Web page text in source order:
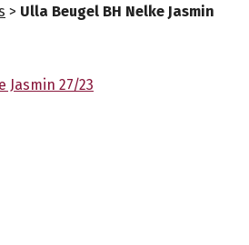
> Ulla Beugel BH Nelke Jasmin